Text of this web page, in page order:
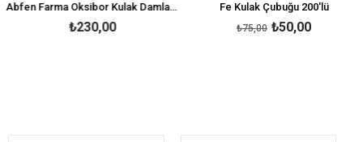
Abfen Farma Oksibor Kulak Damlası 30 ml
₺230,00
Fe Kulak Çubuğu 200'lü
₺50,00
₺75,00